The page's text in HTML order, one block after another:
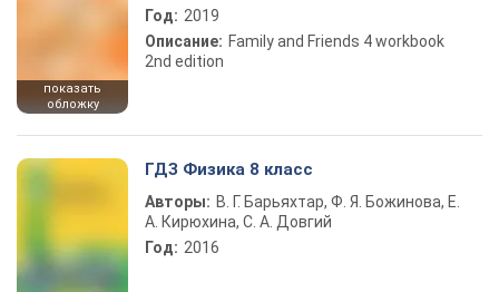
показать
обложку
Год: 2019
Описание: Family and Friends 4 workbook
2nd edition
ГДЗ Физика 8 класс
Авторы: В. Г. Барьяхтар, Ф. Я. Божинова, Е.
А. Кирюхина, С. А. Довгий
Год: 2016